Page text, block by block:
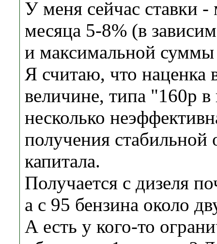
У меня сейчас ставки -
месяца 5-8% (в
и максимальной суммы
Я считаю, что наценка
величине, типа "160р
несколько
получения стабильной
капитала.
Получается с дизеля
а с 95 бензина около
А есть у кого-то